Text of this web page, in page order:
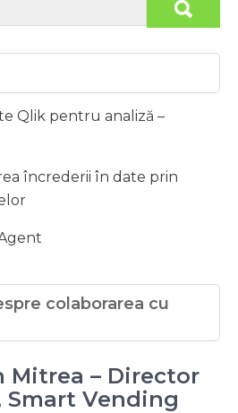
Qlik pentru analiză –
încrederii în date prin
colaborarea cu
Mitrea – Director
Smart Vending